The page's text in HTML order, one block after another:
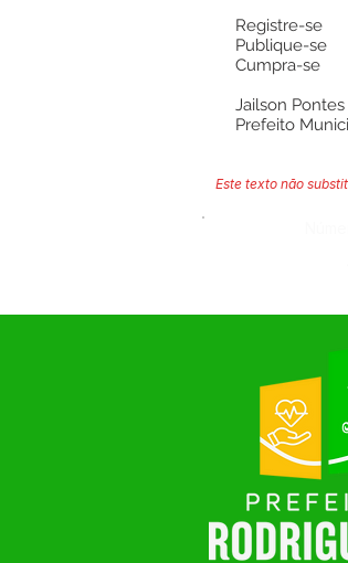
Registre-se
Publique-se
Cumpra-se
Jailson
Prefeito
Este texto não